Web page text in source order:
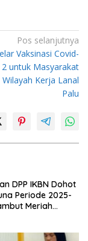
Pos selanjutnya
Vaksinasi Covid-
untuk Masyarakat
Kerja Lanal
Palu
DPP IKBN Dohot
Periode 2025-
Meriah